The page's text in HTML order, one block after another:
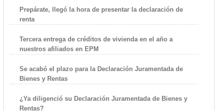
Prepárate, llegó la hora de presentar la declaración de
renta
Tercera entrega de créditos de vivienda en el año a
nuestros afiliados en EPM
Se acabó el plazo para la Declaración Juramentada de
Bienes y Rentas
¿Ya diligenció su Declaración Juramentada de Bienes y
Rentas?